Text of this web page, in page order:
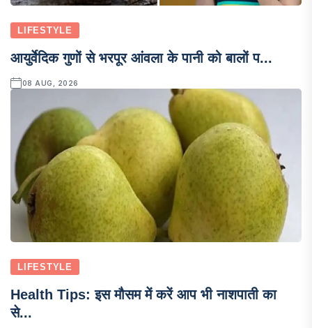
LIFESTYLE
आयुर्वेदिक गुणों से भरपूर आंवला के पानी को बालों प...
08 AUG, 2026
LIFESTYLE
Health Tips: इस मौसम में करें आप भी नाशपाती का
से...